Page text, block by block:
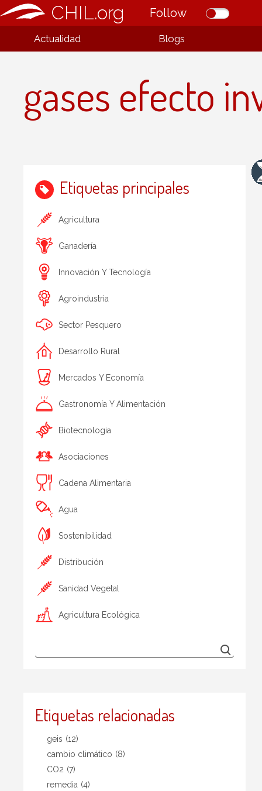
CHIL.org Follow
Actualidad Blogs
gases efecto
Etiquetas principales
Agricultura
Ganadería
Innovación Y Tecnología
Agroindustria
Sector Pesquero
Desarrollo Rural
Mercados Y Economía
Gastronomía Y Alimentación
Biotecnologia
Asociaciones
Cadena Alimentaria
Agua
Sostenibilidad
Distribución
Sanidad Vegetal
Agricultura Ecológica
Etiquetas relacionadas
geis (12)
cambio climático (8)
CO2 (7)
remedia (4)